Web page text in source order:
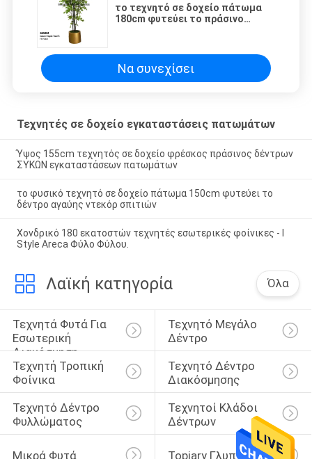
το τεχνητό σε δοχείο πάτωμα
180cm φυτεύει το πράσινο
Να συνεχίσει
Τεχνητές σε δοχείο εγκαταστάσεις πατωμάτων
Ύψος 155cm τεχνητός σε δοχείο φρέσκος πράσινος δέντρων
ΣΥΚΩΝ εγκαταστάσεων πατωμάτων
το φυσικό τεχνητό σε δοχείο πάτωμα 150cm φυτεύει το
δέντρο αγαύης ντεκόρ σπιτιών
Χονδρικό 180 εκατοστών τεχνητές εσωτερικές φοίνικες - I
Style Areca Φύλο Φύλου.
Λαϊκή κατηγορία Όλα
Τεχνητά Φυτά Για
Εσωτερική
Διακόσμηση
Τεχνητό Μεγάλο
Δέντρο
Τεχνητή Τροπική
Φοίνικα
Τεχνητό Δέντρο
Διακόσμησης
Τεχνητό Δέντρο
Φυλλώματος
Τεχνητοί Κλάδοι
Δέντρων
Μικρά Φυτά Topiary Γλυπτό